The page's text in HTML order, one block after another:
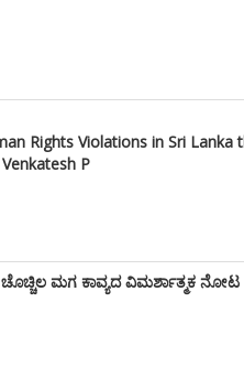
Rights Violations in Sri Lanka
P
ಮಗ ಕಾವ್ಯದ ವಿಮರ್ಶಾತ್ಮಕ ನೋಟ